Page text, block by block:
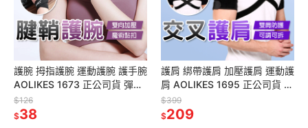
護腕 拇指護腕 運動護腕 護手腕
AOLIKES 1673 正公司貨 彈力
護腕 加壓護腕 舉重護腕 護具
$126
$38
護肩 綁帶護肩 加壓護肩 運動護
肩 AOLIKES 1695 正公司貨 護
肩帶 調整型護肩 運動護肩 單肩
$399
$209